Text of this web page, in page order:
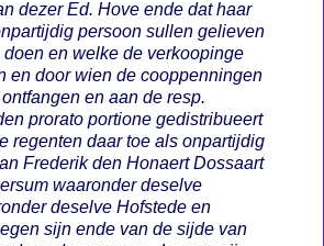
dezer Ed. Hove ende dat haar
persoon sullen gelieven
en welke de verkoopinge
en door wien de cooppenningen
en aan de resp.
prorato portione gedistribueert
regenten daar toe als onpartijdig
Frederik den Honaert Dossaart
waaronder deselve
deselve Hofstede en
sijn ende van de sijde van